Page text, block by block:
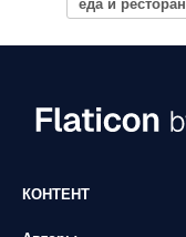
КОНТЕНТ